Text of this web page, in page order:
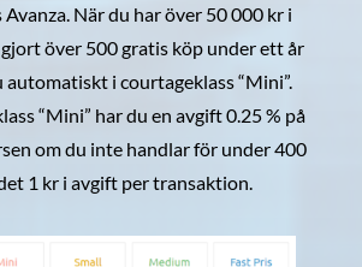
Avanza. När du har över 50 000 kr i
över 500 gratis köp under ett år
automatiskt i courtageklass “Mini”.
“Mini” har du en avgift 0.25 % på
om du inte handlar för under 400
1 kr i avgift per transaktion.